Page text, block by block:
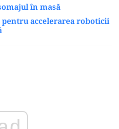
în masă
accelerarea roboticii